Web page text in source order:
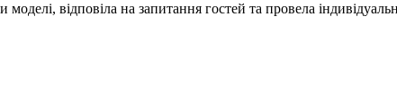
відповіла на запитання гостей та провела